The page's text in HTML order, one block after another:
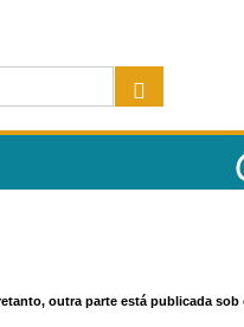
outra parte está publicada